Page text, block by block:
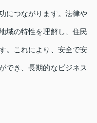
につながります。法律や
域の特性を理解し、住民
。これにより、安全で安
でき、長期的なビジネス